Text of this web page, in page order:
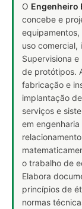
O Engenheiro
concebe e
equipamentos,
uso comercial,
Supervisiona
de protótipos.
fabricação e
implantação
serviços e
em
o trabalho de
Elabora
princípios de
normas